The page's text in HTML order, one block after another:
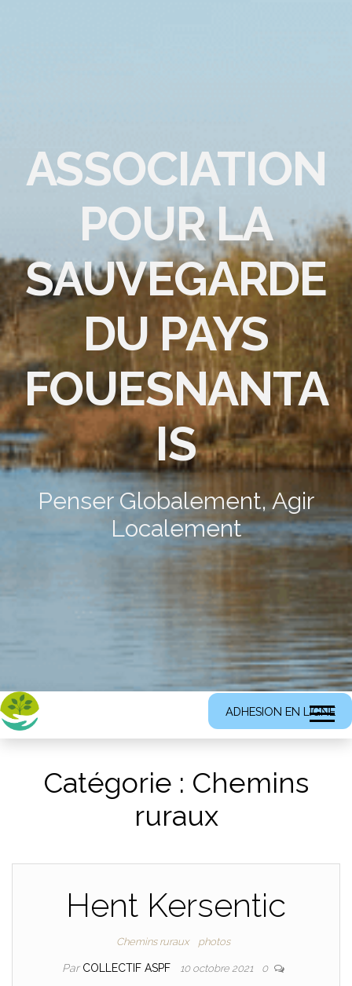
ASSOCIATION
POUR LA
SAUVEGARDE
DU PAYS
FOUESNANTA
IS
Penser Globalement, Agir
Localement
ADHESION EN LIGNE
Catégorie : Chemins
ruraux
Hent Kersentic
Chemins ruraux photos
Par COLLECTIF ASPF 10 octobre 2021 0